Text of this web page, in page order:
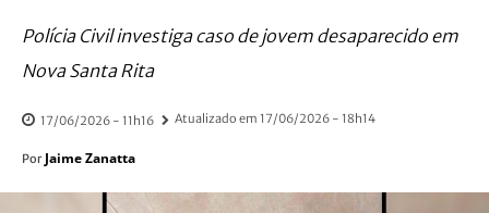
Polícia Civil investiga caso de jovem desaparecido em
Nova Santa Rita
17/06/2026 - 11h16 Atualizado em 17/06/2026 - 18h14
Por Jaime Zanatta